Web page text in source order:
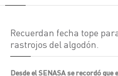
Recuerdan fecha tope
rastrojos del algodón.
Desde el SENASA se recordó que